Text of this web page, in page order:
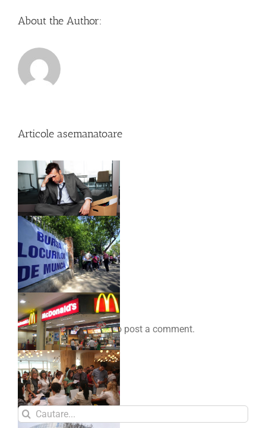
About the Author:
Articole asemanatoare
Comenteaza
You must belogged into post a comment.
Search